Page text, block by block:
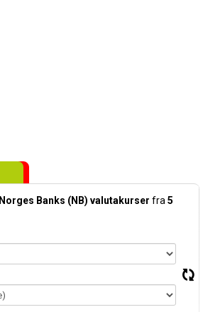
Norges Banks (NB) valutakurser fra 5